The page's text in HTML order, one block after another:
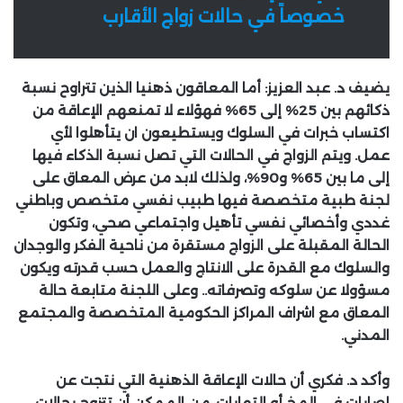
خصوصاً في حالات زواج الأقارب
يضيف د. عبد العزيز: أما المعاقون ذهنيا الذين تتراوح نسبة
ذكائهم بين 25% إلى 65% فهؤلاء لا تمنعهم الإعاقة من
اكتساب خبرات في السلوك ويستطيعون ان يتأهلوا لأي
عمل. ويتم الزواج في الحالات التي تصل نسبة الذكاء فيها
إلى ما بين 65% و90%، ولذلك لابد من عرض المعاق على
لجنة طبية متخصصة فيها طبيب نفسي متخصص وباطني
غددي وأخصائي نفسي تأهيل واجتماعي صحي، وتكون
الحالة المقبلة على الزواج مستقرة من ناحية الفكر والوجدان
والسلوك مع القدرة على الانتاج والعمل حسب قدرته ويكون
مسؤولا عن سلوكه وتصرفاته.. وعلى اللجنة متابعة حالة
المعاق مع اشراف المراكز الحكومية المتخصصة والمجتمع
المدني.
وأكد د. فكري أن حالات الإعاقة الذهنية التي نتجت عن